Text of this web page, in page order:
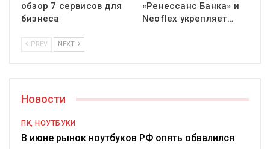
обзор 7 сервисов для
бизнеса
«Ренессанс Банка» и
Neoflex укрепляет…
PREV NEXT
Новости
ПК, НОУТБУКИ
В июне рынок ноутбуков РФ опять обвалился